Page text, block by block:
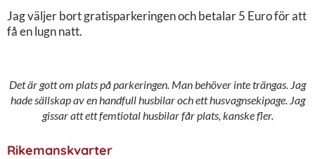
Jag väljer bort gratisparkeringen och betalar 5 Euro för att
få en lugn natt.
Det är gott om plats på parkeringen. Man behöver inte trängas. Jag
hade sällskap av en handfull husbilar och ett husvagnsekipage. Jag
gissar att ett femtiotal husbilar får plats, kanske fler.
Rikemanskvarter